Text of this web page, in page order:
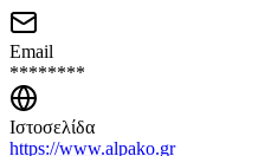
Email
********
Ιστοσελίδα
https://www.alpako.gr